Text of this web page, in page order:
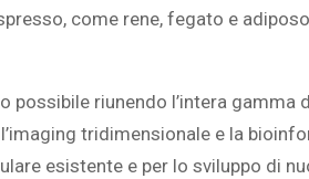
come rene, fegato e
possibile riunendo l’intera
l’imaging tridimensionale e la
esistente e per lo sviluppo di